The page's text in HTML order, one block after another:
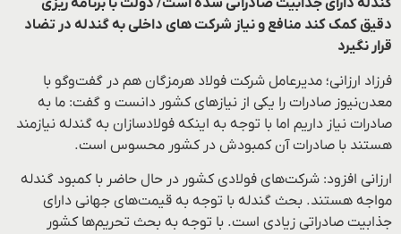
گندله دارای جذابیت صادراتی شده است/ دولت با برنامه ریزی
دقیق کمک کند منافع و نیاز شرکت های داخلی به گندله در تضاد
قرار نگیرد
فرزاد ارزانی؛ مدیرعامل شرکت فولاد هرمزگان هم در گفت‌و‌گو با
معدن‌نیوز صادرات را یکی از نیازهای کشور دانست و گفت: ما به
صادرات نیاز داریم اما با توجه به اینکه فولادسازان به گندله نیازمند
هستند با صادرات آن کمبودش در کشور محسوس است.
ارزانی افزود: شرکت‌های فولادی کشور در حال حاضر با کمبود گندله
مواجه هستند. بحث گندله با توجه به قیمت‌های جهانی دارای
جذابیت صادراتی زیادی است. با توجه به بحث تحریم‌ها کشور